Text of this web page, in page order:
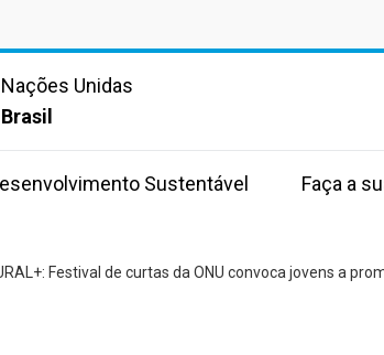
Nações Unidas
Brasil
Sustentável Faça a
Festival de curtas da ONU convoca jovens a